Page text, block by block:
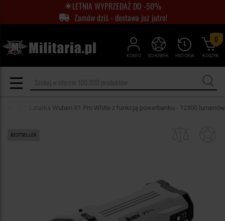
LETNIA WYPRZEDAŻ DO -50%
Zamów dziś - dostawa już jutro!
KONTO HISTORIA
SCHOWEK KOSZYK
0
Latarka Wuben X1 Pro White z funkcją powerbanku - 12300 lumenów
BESTSELLER